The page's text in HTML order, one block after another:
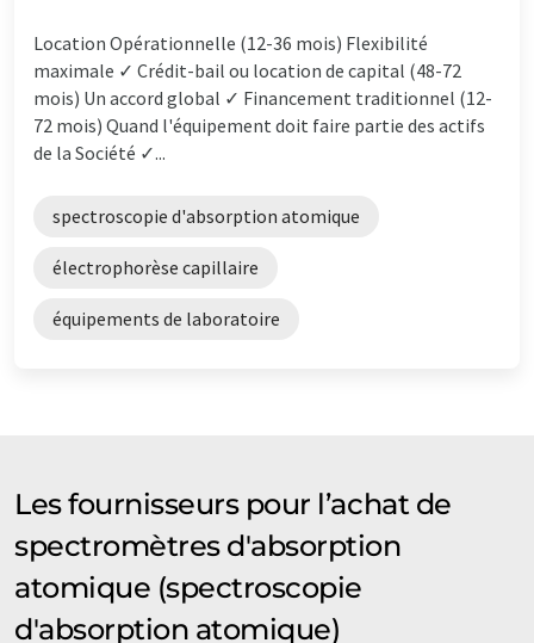
Location Opérationnelle (12-36 mois) Flexibilité
maximale ✓ Crédit-bail ou location de capital (48-72
mois) Un accord global ✓ Financement traditionnel (12-
72 mois) Quand l'équipement doit faire partie des actifs
de la Société ✓...
spectroscopie d'absorption atomique
électrophorèse capillaire
équipements de laboratoire
Les fournisseurs pour l’achat de
spectromètres d'absorption
atomique (spectroscopie
d'absorption atomique)